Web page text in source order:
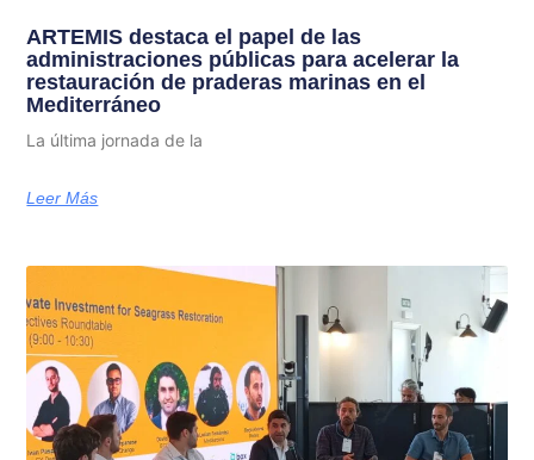
ARTEMIS destaca el papel de las
administraciones públicas para acelerar la
restauración de praderas marinas en el
Mediterráneo
La última jornada de la
Leer Más